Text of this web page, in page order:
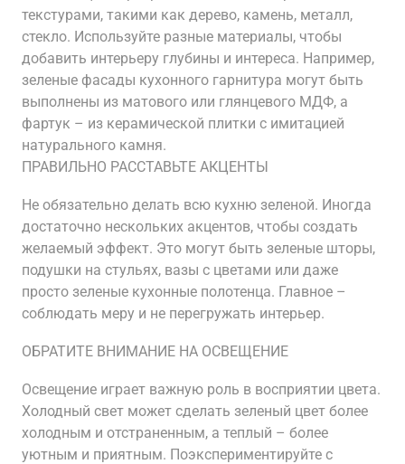
текстурами, такими как дерево, камень, металл,
стекло. Используйте разные материалы, чтобы
добавить интерьеру глубины и интереса. Например,
зеленые фасады кухонного гарнитура могут быть
выполнены из матового или глянцевого МДФ, а
фартук – из керамической плитки с имитацией
натурального камня.
ПРАВИЛЬНО РАССТАВЬТЕ АКЦЕНТЫ
Не обязательно делать всю кухню зеленой. Иногда
достаточно нескольких акцентов, чтобы создать
желаемый эффект. Это могут быть зеленые шторы,
подушки на стульях, вазы с цветами или даже
просто зеленые кухонные полотенца. Главное –
соблюдать меру и не перегружать интерьер.
ОБРАТИТЕ ВНИМАНИЕ НА ОСВЕЩЕНИЕ
Освещение играет важную роль в восприятии цвета.
Холодный свет может сделать зеленый цвет более
холодным и отстраненным, а теплый – более
уютным и приятным. Поэкспериментируйте с